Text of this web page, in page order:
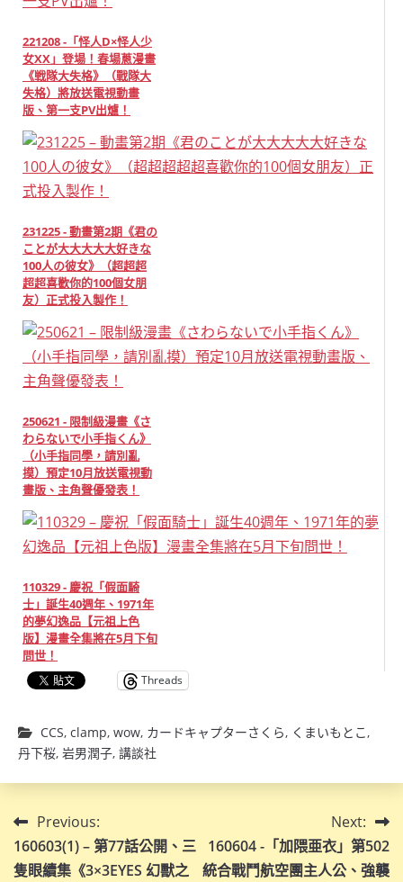
221208 -「怪人D×怪人少
女XX」登場！春場蔥漫畫
《戦隊大失格》（戰隊大
失格）將放送電視動畫
版、第一支PV出爐！
231225 - 動畫第2期《君の
ことが大大大大大好きな
100人の彼女》（超超超
超超喜歡你的100個女朋
友）正式投入製作！
250621 - 限制級漫畫《さ
わらないで小手指くん》
（小手指同學，請別亂
摸）預定10月放送電視動
畫版、主角聲優發表！
110329 - 慶祝「假面騎
士」誕生40週年、1971年
的夢幻逸品【元祖上色
版】漫畫全集將在5月下旬
問世！
Threads
CCS, clamp, wow, カードキャプターさくら, くまいもとこ,
丹下桜, 岩男潤子, 講談社
文
章
Previous:
160603(1) – 第77話公開、三
隻眼續集《3×3EYES 幻獸之
Next:
160604 -「加隈亜衣」第502
統合戰鬥航空團主人公、強襲